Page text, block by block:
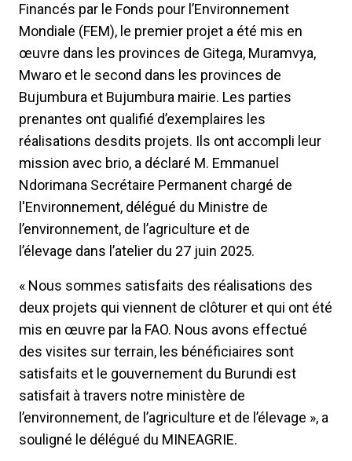
Financés par le Fonds pour l’Environnement
Mondiale (FEM), le premier projet a été mis en
œuvre dans les provinces de Gitega, Muramvya,
Mwaro et le second dans les provinces de
Bujumbura et Bujumbura mairie. Les parties
prenantes ont qualifié d’exemplaires les
réalisations desdits projets. Ils ont accompli leur
mission avec brio, a déclaré M. Emmanuel
Ndorimana Secrétaire Permanent chargé de
l'Environnement, délégué du Ministre de
l’environnement, de l’agriculture et de
l’élevage dans l’atelier du 27 juin 2025.
« Nous sommes satisfaits des réalisations des
deux projets qui viennent de clôturer et qui ont été
mis en œuvre par la FAO. Nous avons effectué
des visites sur terrain, les bénéficiaires sont
satisfaits et le gouvernement du Burundi est
satisfait à travers notre ministère de
l’environnement, de l’agriculture et de l’élevage », a
souligné le délégué du MINEAGRIE.